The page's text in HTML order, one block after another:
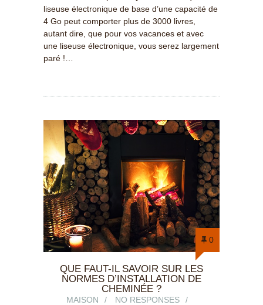
liseuse électronique de base d’une capacité de
4 Go peut comporter plus de 3000 livres,
autant dire, que pour vos vacances et avec
une liseuse électronique, vous serez largement
paré !…
0
QUE FAUT-IL SAVOIR SUR LES
NORMES D’INSTALLATION DE
CHEMINÉE ?
MAISON
NO RESPONSES